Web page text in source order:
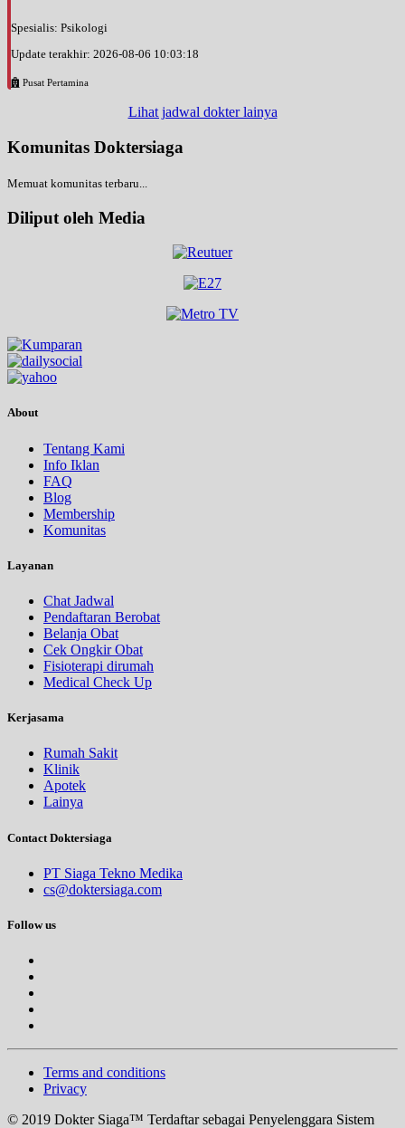
Spesialis: Psikologi
Update terakhir: 2026-08-06 10:03:18
Pusat Pertamina
Lihat jadwal dokter lainya
Komunitas Doktersiaga
Memuat komunitas terbaru...
Diliput oleh Media
About
Tentang Kami
Info Iklan
FAQ
Blog
Membership
Komunitas
Layanan
Chat Jadwal
Pendaftaran Berobat
Belanja Obat
Cek Ongkir Obat
Fisioterapi dirumah
Medical Check Up
Kerjasama
Rumah Sakit
Klinik
Apotek
Lainya
Contact Doktersiaga
PT Siaga Tekno Medika
cs@doktersiaga.com
Follow us
Terms and conditions
Privacy
© 2019 Dokter Siaga™ Terdaftar sebagai Penyelenggara Sistem